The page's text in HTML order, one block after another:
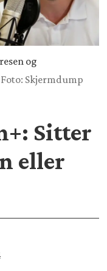
og
Foto: Skjermdump
Sitter
eller